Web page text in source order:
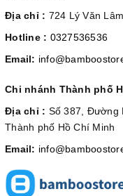
Địa chỉ : 724 Lý Văn
Hotline : 0327536536
Email:
Chi nhánh Thành phố
Địa chỉ : Số 387, Đường
Thành phố Hồ Chí Minh
Email: